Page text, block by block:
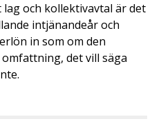
och kollektivavtal är det
intjänandeår och
in som om den
det vill säga